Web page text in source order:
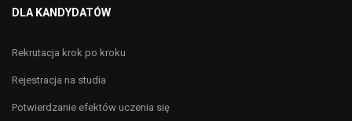
DLA KANDYDATÓW
Rekrutacja krok po kroku
Rejestracja na studia
Potwierdzanie efektów uczenia się